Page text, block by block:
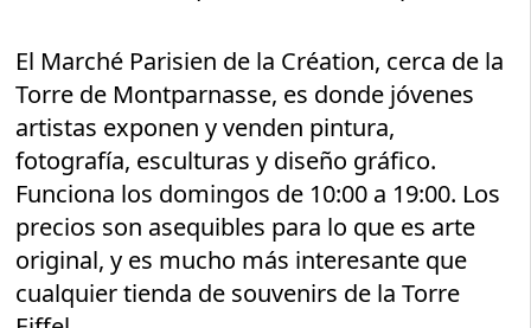
El Marché Parisien de la Création, cerca de la
Torre de Montparnasse, es donde jóvenes
artistas exponen y venden pintura,
fotografía, esculturas y diseño gráfico.
Funciona los domingos de 10:00 a 19:00. Los
precios son asequibles para lo que es arte
original, y es mucho más interesante que
cualquier tienda de souvenirs de la Torre